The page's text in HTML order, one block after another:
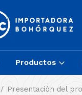
Productos
Presentación del